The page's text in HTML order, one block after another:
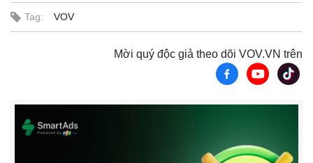
Thế giới
Quan sát
Cuộc sống đó đây
Multimedia
E-Magazine
Tag: VOV
Mời quý độc giả theo dõi VOV.VN trên